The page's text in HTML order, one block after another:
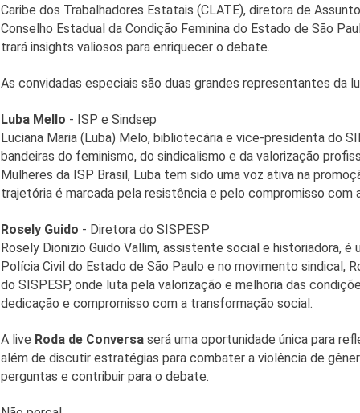
Caribe dos Trabalhadores Estatais (CLATE), diretora de
Conselho Estadual da Condição Feminina do Estado de São
trará insights valiosos para enriquecer o debate.
As convidadas especiais são duas grandes representantes da
Luba Mello - ISP e Sindsep
Luciana Maria (Luba) Melo, bibliotecária e vice-presidenta do
bandeiras do feminismo, do sindicalismo e da valorização
Mulheres da ISP Brasil, Luba tem sido uma voz ativa na
trajetória é marcada pela resistência e pelo compromisso com
Rosely Guido - Diretora do SISPESP
Rosely Dionizio Guido Vallim, assistente social e historiadora,
Polícia Civil do Estado de São Paulo e no movimento sindical,
do SISPESP, onde luta pela valorização e melhoria das
dedicação e compromisso com a transformação social.
A live Roda de Conversa será uma oportunidade única para
além de discutir estratégias para combater a violência de
perguntas e contribuir para o debate.